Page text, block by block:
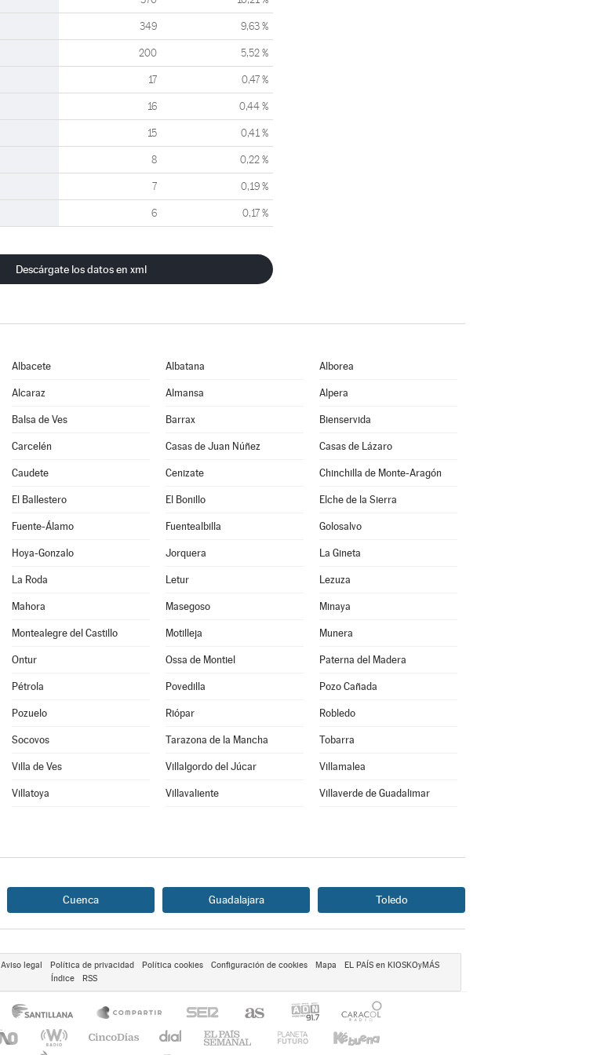
349 9,63 %
200 5,52 %
17 0,47 %
16 0,44 %
15 0,41 %
8 0,22 %
7 0,19 %
6 0,17 %
Descárgate los datos en xml
Albacete Albatana Alborea
Alcaraz Almansa Alpera
Balsa de Ves Barrax Bienservida
Carcelén Casas de Juan Núñez Casas de Lázaro
Caudete Cenizate Chinchilla de Monte-Aragón
El Ballestero El Bonillo Elche de la Sierra
Fuente-Álamo Fuentealbilla Golosalvo
Hoya-Gonzalo Jorquera La Gineta
La Roda Letur Lezuza
Mahora Masegoso Minaya
Montealegre del Castillo Motilleja Munera
Ontur Ossa de Montiel Paterna del Madera
Pétrola Povedilla Pozo Cañada
Pozuelo Riópar Robledo
Socovos Tarazona de la Mancha Tobarra
Villa de Ves Villalgordo del Júcar Villamalea
Villatoya Villavaliente Villaverde de Guadalimar
Cuenca Guadalajara Toledo
Aviso legal Política de privacidad Política cookies Configuración de cookies Mapa
EL PAÍS en KIOSKOyMÁS
Índice
RSS